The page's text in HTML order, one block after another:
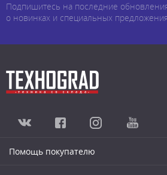
Подпишитесь на последние
о новинках и специальных
Помощь покупателю